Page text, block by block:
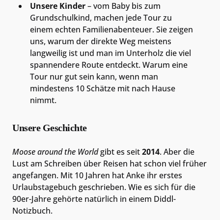
Unsere Kinder– vom Baby bis zum
Grundschulkind, machen jede Tour zu
einem echten Familienabenteuer. Sie zeigen
uns, warum der direkte Weg meistens
langweilig ist und man im Unterholz die viel
spannendere Route entdeckt. Warum eine
Tour nur gut sein kann, wenn man
mindestens 10 Schätze mit nach Hause
nimmt.
Unsere Geschichte
Moose around the Worldgibt es seit2014. Aber die
Lust am Schreiben über Reisen hat schon viel früher
angefangen. Mit 10 Jahren hat Anke ihr erstes
Urlaubstagebuch geschrieben. Wie es sich für die
90er-Jahre gehörte natürlich in einem Diddl-
Notizbuch.